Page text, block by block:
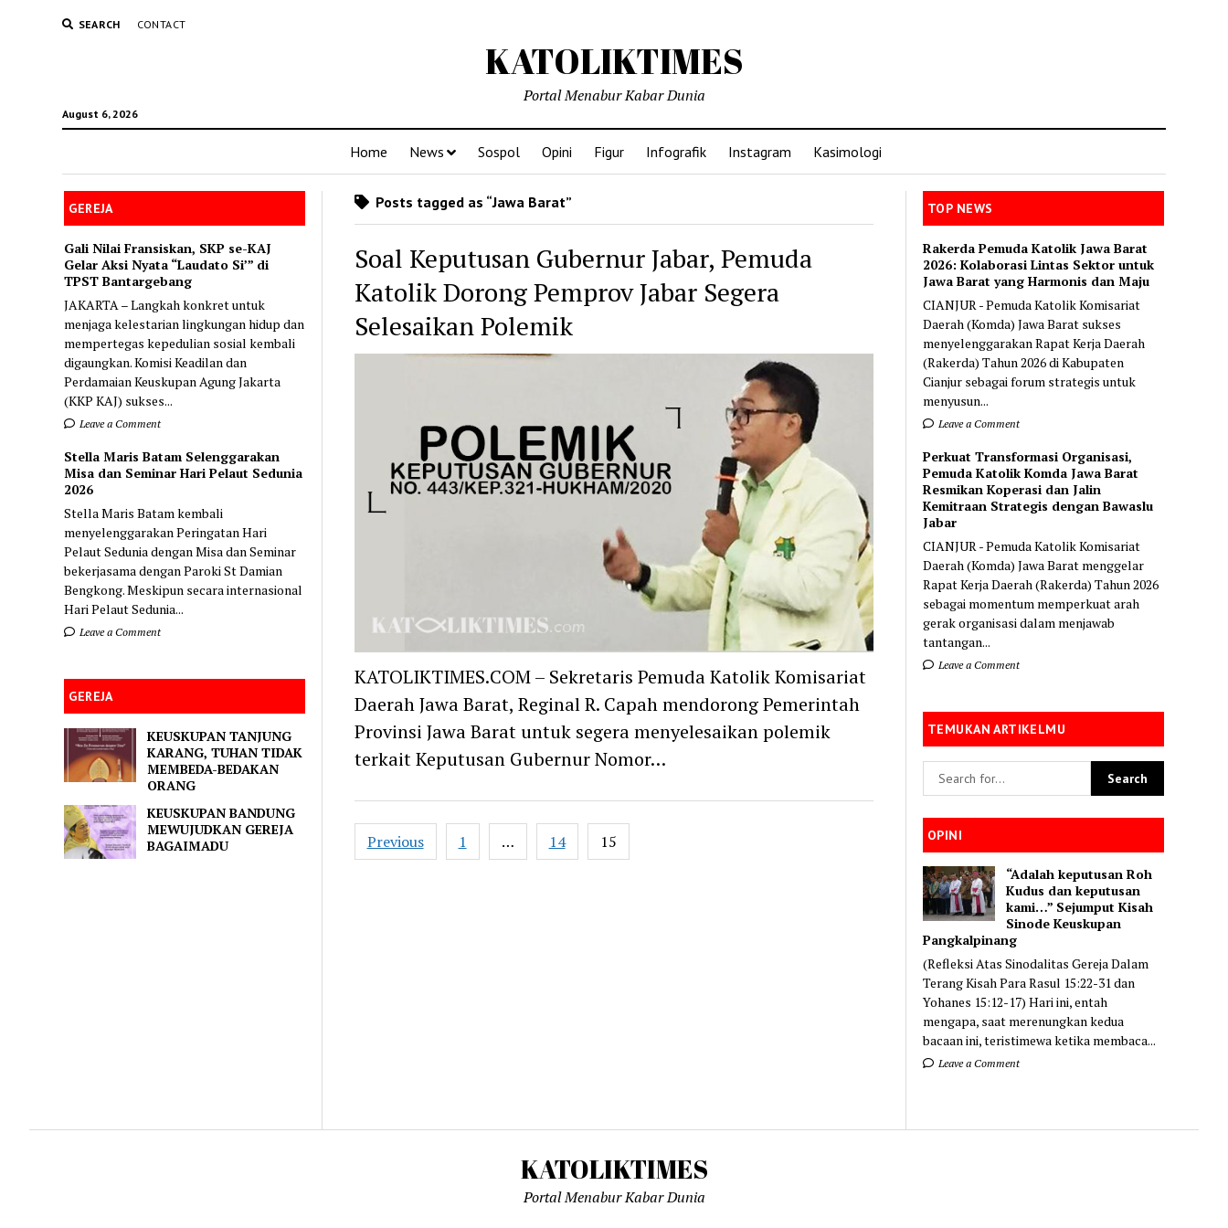
SEARCH CONTACT
KATOLIKTIMES
August 6, 2026
Portal Menabur Kabar Dunia
Home News Sospol Opini Figur Infografik Instagram Kasimologi
GEREJA
Gali Nilai Fransiskan, SKP se-KAJ
Gelar Aksi Nyata “Laudato Si’” di
TPST Bantargebang
JAKARTA – Langkah konkret untuk
menjaga kelestarian lingkungan hidup dan
mempertegas kepedulian sosial kembali
digaungkan. Komisi Keadilan dan
Perdamaian Keuskupan Agung Jakarta
(KKP KAJ) sukses...
Leave a Comment
Stella Maris Batam Selenggarakan
Misa dan Seminar Hari Pelaut Sedunia
2026
Stella Maris Batam kembali
menyelenggarakan Peringatan Hari
Pelaut Sedunia dengan Misa dan Seminar
bekerjasama dengan Paroki St Damian
Bengkong. Meskipun secara internasional
Hari Pelaut Sedunia...
Leave a Comment
GEREJA
KEUSKUPAN TANJUNG
KARANG, TUHAN TIDAK
MEMBEDA-BEDAKAN
ORANG
KEUSKUPAN BANDUNG
MEWUJUDKAN GEREJA
BAGAIMADU
Posts tagged as “Jawa Barat”
Soal Keputusan Gubernur Jabar, Pemuda
Katolik Dorong Pemprov Jabar Segera
Selesaikan Polemik
KATOLIKTIMES.COM – Sekretaris Pemuda Katolik Komisariat
Daerah Jawa Barat, Reginal R. Capah mendorong Pemerintah
Provinsi Jawa Barat untuk segera menyelesaikan polemik
terkait Keputusan Gubernur Nomor…
Posts
navigation
Previous 1 … 14 15
TOP NEWS
Rakerda Pemuda Katolik Jawa Barat
2026: Kolaborasi Lintas Sektor untuk
Jawa Barat yang Harmonis dan Maju
CIANJUR - Pemuda Katolik Komisariat
Daerah (Komda) Jawa Barat sukses
menyelenggarakan Rapat Kerja Daerah
(Rakerda) Tahun 2026 di Kabupaten
Cianjur sebagai forum strategis untuk
menyusun...
Leave a Comment
Perkuat Transformasi Organisasi,
Pemuda Katolik Komda Jawa Barat
Resmikan Koperasi dan Jalin
Kemitraan Strategis dengan Bawaslu
Jabar
CIANJUR - Pemuda Katolik Komisariat
Daerah (Komda) Jawa Barat menggelar
Rapat Kerja Daerah (Rakerda) Tahun 2026
sebagai momentum memperkuat arah
gerak organisasi dalam menjawab
tantangan...
Leave a Comment
TEMUKAN ARTIKELMU
OPINI
“Adalah keputusan Roh
Kudus dan keputusan
kami…” Sejumput Kisah
Sinode Keuskupan
Pangkalpinang
(Refleksi Atas Sinodalitas Gereja Dalam
Terang Kisah Para Rasul 15:22-31 dan
Yohanes 15:12-17) Hari ini, entah
mengapa, saat merenungkan kedua
bacaan ini, teristimewa ketika membaca...
Leave a Comment
KATOLIKTIMES
Portal Menabur Kabar Dunia